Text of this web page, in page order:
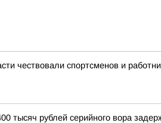
чествовали спортсменов и
тысяч рублей серийного вора